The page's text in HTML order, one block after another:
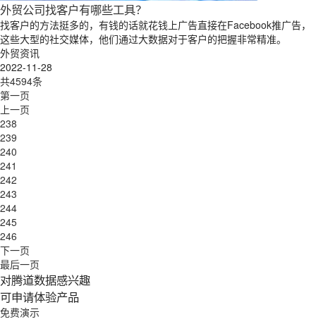
外贸公司找客户有哪些工具？
找客户的方法挺多的，有钱的话就花钱上广告直接在Facebook推广告，
这些大型的社交媒体，他们通过大数据对于客户的把握非常精准。
外贸资讯
2022-11-28
共4594条
第一页
上一页
238
239
240
241
242
243
244
245
246
下一页
最后一页
对腾道数据感兴趣
可申请体验产品
免费演示